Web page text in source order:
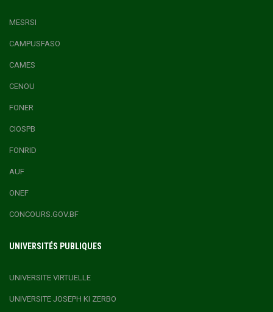
MESRSI
CAMPUSFASO
CAMES
CENOU
FONER
CIOSPB
FONRID
AUF
ONEF
CONCOURS.GOV.BF
UNIVERSITÉS PUBLIQUES
UNIVERSITE VIRTUELLE
UNIVERSITE JOSEPH KI ZERBO